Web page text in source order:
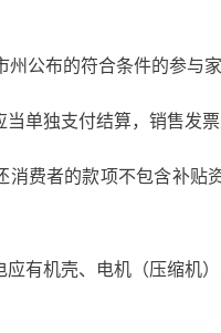
州公布的符合条件的参与
单独支付结算，销售发
消费者的款项不包含补
有机壳、电机（压缩机